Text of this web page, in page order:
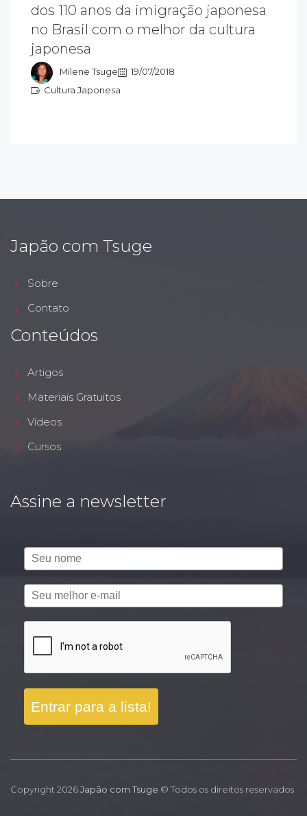
dos 110 anos da imigração japonesa
no Brasil com o melhor da cultura
japonesa
Milene Tsuge
19/07/2018
Cultura Japonesa
objetivo do festival do japão é preservar e
a cultura japonesa e transmitir as
para as novas gerações. Este ano
os 110 anos da imigração
Japão com Tsuge
Sobre
Contato
Conteúdos
Artigos
Materiais Gratuitos
Vídeos
Cursos
Assine a newsletter
Entrar para a lista!
Copyright 2026Japão com Tsuge © Todos os direitos reservados